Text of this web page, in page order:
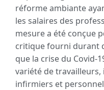
réforme ambiante
les salaires des
mesure a été conçue
critique fourni durant
que la crise du Covid-
variété de travailleurs,
infirmiers et